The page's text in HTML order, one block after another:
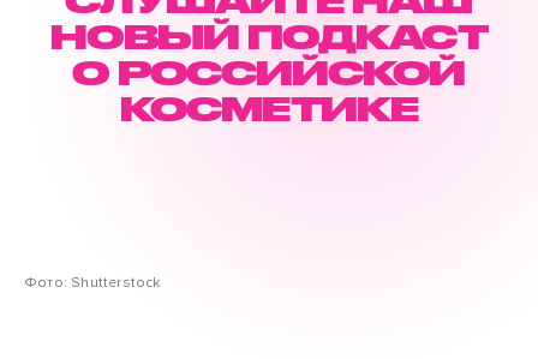
НОВЫЙ ПОДКАСТ
О РОССИЙСКОЙ
КОСМЕТИКЕ
Фото: Shutterstock